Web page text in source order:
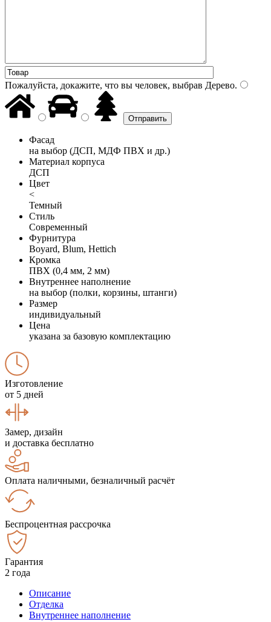
Пожалуйста, докажите, что вы человек, выбрав Дерево.
Фасад
на выбор (ДСП, МДФ ПВХ и др.)
Материал корпуса
ДСП
Цвет
<
Темный
Стиль
Современный
Фурнитура
Boyard, Blum, Hettich
Кромка
ПВХ (0,4 мм, 2 мм)
Внутреннее наполнение
на выбор (полки, корзины, штанги)
Размер
индивидуальный
Цена
указана за базовую комплектацию
Изготовление
от 5 дней
Замер, дизайн
и доставка бесплатно
Оплата наличными, безналичный расчёт
Беспроцентная рассрочка
Гарантия
2 года
Описание
Отделка
Внутреннее наполнение